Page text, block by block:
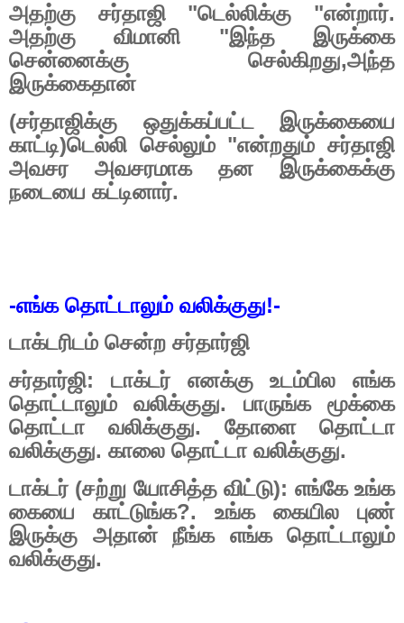
அதற்கு சர்தாஜி "டெல்லிக்கு "என்றார்.
அதற்கு விமானி "இந்த இருக்கை
சென்னைக்கு செல்கிறது,அந்த
இருக்கைதான்
(சர்தாஜிக்கு ஒதுக்கப்பட்ட இருக்கையை
காட்டி)டெல்லி செல்லும் "என்றதும் சர்தாஜி
அவசர அவசரமாக தன இருக்கைக்கு
நடையை கட்டினார்.
-எங்க தொட்டாலும் வலிக்குது!-
டாக்டரிடம் சென்ற சர்தார்ஜி
சர்தார்ஜி: டாக்டர் எனக்கு உடம்பில எங்க
தொட்டாலும் வலிக்குது. பாருங்க மூக்கை
தொட்டா வலிக்குது. தோளை தொட்டா
வலிக்குது. காலை தொட்டா வலிக்குது.
டாக்டர் (சற்று யோசித்த விட்டு): எங்கே உங்க
கையை காட்டுங்க?. உங்க கையில புண்
இருக்கு அதான் நீங்க எங்க தொட்டாலும்
வலிக்குது.